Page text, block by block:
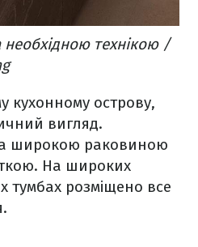
необхідною технікою /
кухонному острову,
вигляд.
широкою раковиною
На широких
тумбах розміщено все